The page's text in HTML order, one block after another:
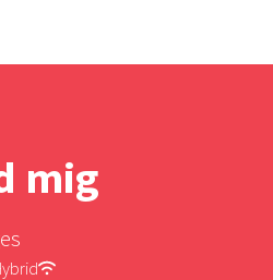
mig